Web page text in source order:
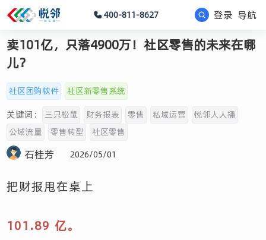
400-811-8627 登录 导航
卖101亿，只落4900万！社区零售的未来在哪
儿？
社区团购软件 社区新零售系统
关键词： 三只松鼠 财务报表 零售 私域运营
悦邻人人播
公域流量
零售转型 社区零售
石桂芳 2026/05/01
把财报甩在桌上
101.89 亿。